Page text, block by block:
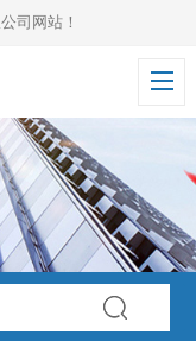
司网站！